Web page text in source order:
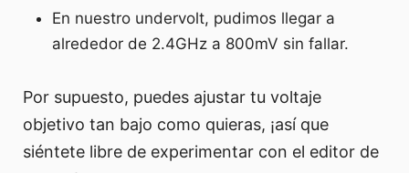
En nuestro undervolt, pudimos llegar a
alrededor de 2.4GHz a 800mV sin fallar.
Por supuesto, puedes ajustar tu voltaje
objetivo tan bajo como quieras, ¡así que
siéntete libre de experimentar con el editor de